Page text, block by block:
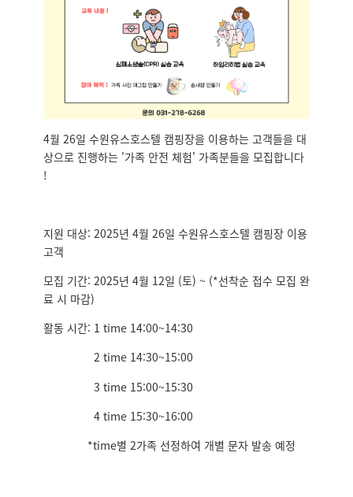
4월 26일 수원유스호스텔 캠핑장을 이용하는 고객들을 대
상으로 진행하는 '가족 안전 체험' 가족분들을 모집합니다
!
지원 대상: 2025년 4월 26일 수원유스호스텔 캠핑장 이용
고객
모집 기간: 2025년 4월 12일 (토) ~ (*선착순 접수 모집 완
료 시 마감)
활동 시간: 1 time 14:00~14:30
2 time 14:30~15:00
3 time 15:00~15:30
4 time 15:30~16:00
*time별 2가족 선정하여 개별 문자 발송 예정